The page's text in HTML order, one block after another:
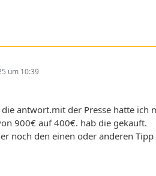
um 10:39
antwort.mit der Presse hatte ich
900€ auf 400€. hab die gekauft.
noch den einen oder anderen